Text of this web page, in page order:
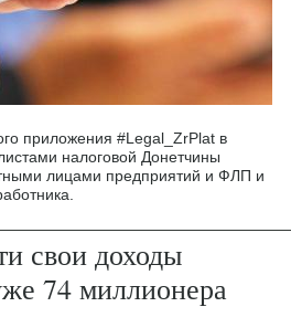
приложения #Legal_ZrPlat в
налоговой Донетчины
лицами предприятий и ФЛП и
свои доходы
74 миллионера